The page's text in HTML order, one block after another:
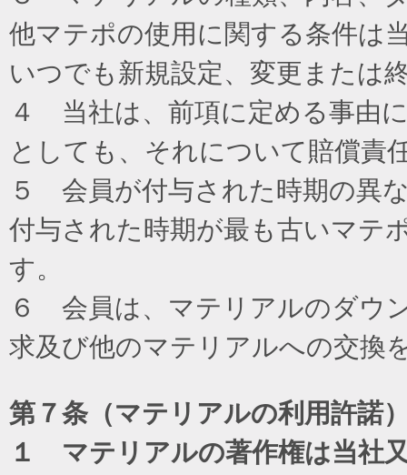
他マテポの使用に関する条件は
いつでも新規設定、変更または
４ 当社は、前項に定める事由
としても、それについて賠償責
５ 会員が付与された時期の異
付与された時期が最も古いマテ
す。
６ 会員は、マテリアルのダウ
求及び他のマテリアルへの交換
第７条（マテリアルの利用許諾
１ マテリアルの著作権は当社